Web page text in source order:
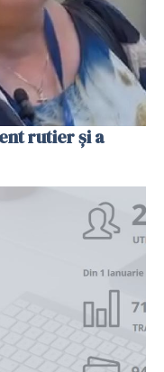
rutier și a